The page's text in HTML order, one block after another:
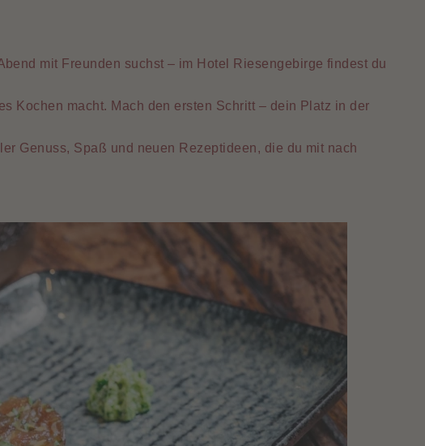
mit Freunden suchst – im Hotel Riesengebirge findest du
Kochen macht. Mach den ersten Schritt – dein Platz in der
Genuss, Spaß und neuen Rezeptideen, die du mit nach